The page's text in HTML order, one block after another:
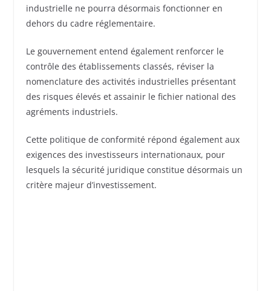
industrielle ne pourra désormais fonctionner en
dehors du cadre réglementaire.
Le gouvernement entend également renforcer le
contrôle des établissements classés, réviser la
nomenclature des activités industrielles présentant
des risques élevés et assainir le fichier national des
agréments industriels.
Cette politique de conformité répond également aux
exigences des investisseurs internationaux, pour
lesquels la sécurité juridique constitue désormais un
critère majeur d’investissement.